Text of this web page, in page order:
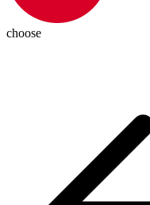
choose